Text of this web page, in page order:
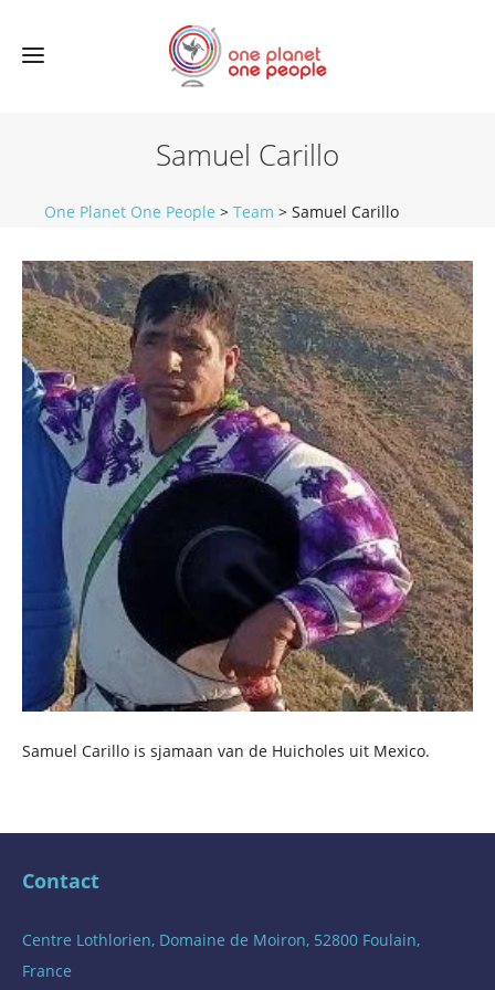
Samuel Carillo
One Planet One People > Team > Samuel Carillo
Samuel Carillo is sjamaan van de Huicholes uit Mexico.
Contact
Centre Lothlorien, Domaine de Moiron, 52800 Foulain,
France